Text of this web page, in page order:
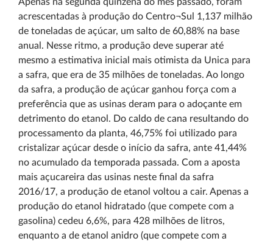
acrescentadas à produção do Centro¬Sul 1,137 milhão
de toneladas de açúcar, um salto de 60,88% na base
anual. Nesse ritmo, a produção deve superar até
mesmo a estimativa inicial mais otimista da Unica para
a safra, que era de 35 milhões de toneladas. Ao longo
da safra, a produção de açúcar ganhou força com a
preferência que as usinas deram para o adoçante em
detrimento do etanol. Do caldo de cana resultando do
processamento da planta, 46,75% foi utilizado para
cristalizar açúcar desde o início da safra, ante 41,44%
no acumulado da temporada passada. Com a aposta
mais açucareira das usinas neste final da safra
2016/17, a produção de etanol voltou a cair. Apenas a
produção do etanol hidratado (que compete com a
gasolina) cedeu 6,6%, para 428 milhões de litros,
enquanto a de etanol anidro (que compete com a